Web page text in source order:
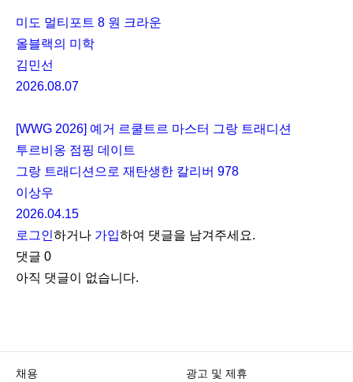
미도 멀티포트 8 원 크라운
올블랙의 미학
김민선
2026.08.07
[WWG 2026] 예거 르쿨트르 마스터 그랑 트래디션
투르비옹 점핑 데이트
그랑 트래디션으로 재탄생한 칼리버 978
이상우
2026.04.15
로그인하거나 가입하여 댓글을 남겨주세요.
댓글 0
아직 댓글이 없습니다.
채용 광고 및 제휴